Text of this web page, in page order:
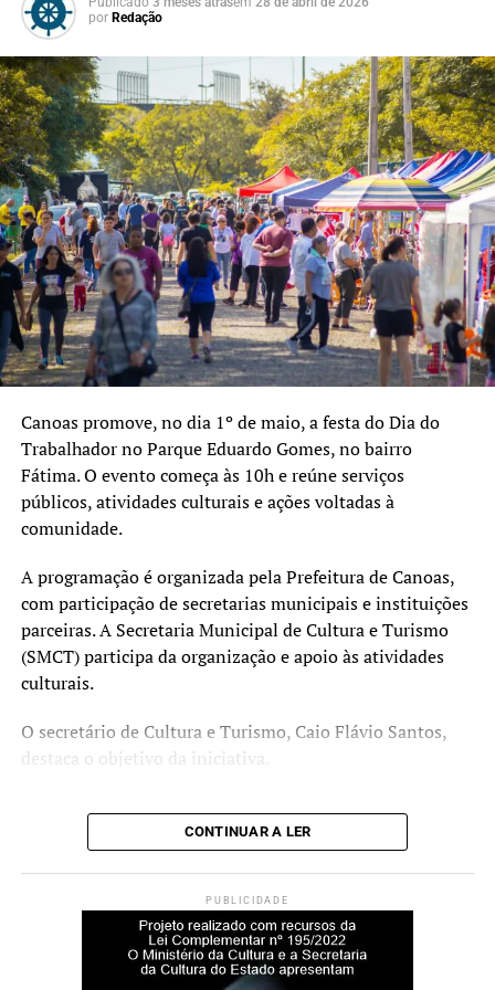
constroem diariamente o
desenvolvimento da nossa
cidade. É por meio do
trabalho que fortalecemos
a economia, promovemos a
justiça social e abrimos
caminhos para novas
oportunidades. Neste 1º de
maio, reafirmamos nosso
compromisso em valorizar
o trabalhador, garantir
direitos e seguir investindo
em políticas públicas que
gerem emprego, renda e
mais qualidade de vida para
todos”, comenta.
O secretário de Cultura e Turismo, Caio Flavio dos
Santos, ressaltou a organização do evento, pensado para
agradar diferentes públicos.
“Todas as secretarias
este evento ocorresse. É
uma festa de integração, de
união, onde a gente
pretende fazer com que o
cidadão de Canoas
por Redação
Canoas promove, no dia 1º de maio, a festa do Dia do
Trabalhador no Parque Eduardo Gomes, no bairro
Fátima. O evento começa às 10h e reúne serviços
públicos, atividades culturais e ações voltadas à
comunidade.
A programação é organizada pela Prefeitura de Canoas,
com participação de secretarias municipais e instituições
parceiras. A Secretaria Municipal de Cultura e Turismo
(SMCT) participa da organização e apoio às atividades
culturais.
O secretário de Cultura e Turismo, Caio Flávio Santos,
destaca o objetivo da iniciativa.
“A proposta é reunir os
canoenses em um momento
de convivência, com acesso
a serviços e atividades que
valorizam o trabalhador e
CONTINUAR A LER
PUBLICIDADE